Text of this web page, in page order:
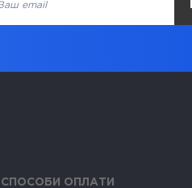
СПОСОБИ ОПЛАТИ